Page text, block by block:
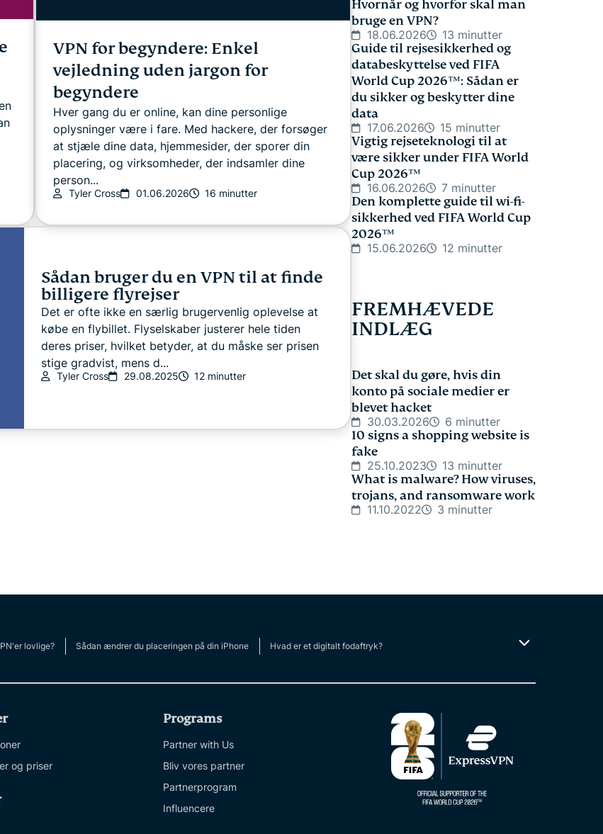
VPN for begyndere: Enkel
vejledning uden jargon for
begyndere
Hver gang du er online, kan dine personlige
oplysninger være i fare. Med hackere, der forsøger
at stjæle dine data, hjemmesider, der sporer din
placering, og virksomheder, der indsamler dine
person...
Tyler Cross 01.06.2026 16 minutter
Sådan bruger du en VPN til at finde
billigere flyrejser
Det er ofte ikke en særlig brugervenlig oplevelse at
købe en flybillet. Flyselskaber justerer hele tiden
deres priser, hvilket betyder, at du måske ser prisen
stige gradvist, mens d...
Tyler Cross 29.08.2025 12 minutter
Hvornår og hvorfor skal man
bruge en VPN?
18.06.2026 13 minutter
Guide til rejsesikkerhed og
databeskyttelse ved FIFA
World Cup 2026™: Sådan er
du sikker og beskytter dine
data
17.06.2026 15 minutter
Vigtig rejseteknologi til at
være sikker under FIFA World
Cup 2026™
16.06.2026 7 minutter
Den komplette guide til wi-fi-
sikkerhed ved FIFA World Cup
2026™
15.06.2026 12 minutter
FREMHÆVEDE
INDLÆG
Det skal du gøre, hvis din
konto på sociale medier er
blevet hacket
30.03.2026 6 minutter
10 signs a shopping website is
fake
25.10.2023 13 minutter
What is malware? How viruses,
trojans, and ransomware work
11.10.2022 3 minutter
lovlige? Sådan ændrer du placeringen på din iPhone Hvad er et digitalt fodaftryk?
og priser
Programs
Partner with Us
Bliv vores partner
Partnerprogram
Influencere